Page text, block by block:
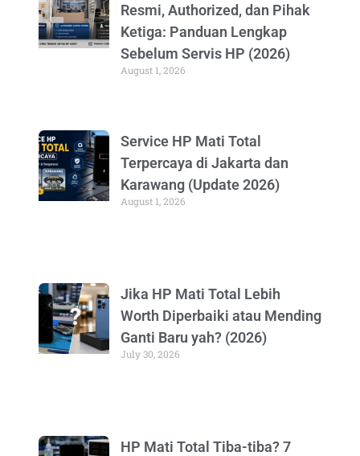
Resmi, Authorized, dan Pihak
Ketiga: Panduan Lengkap
Sebelum Servis HP (2026)
August 1, 2026
Service HP Mati Total
Terpercaya di Jakarta dan
Karawang (Update 2026)
August 1, 2026
Jika HP Mati Total Lebih
Worth Diperbaiki atau Mending
Ganti Baru yah? (2026)
July 30, 2026
HP Mati Total Tiba-tiba? 7